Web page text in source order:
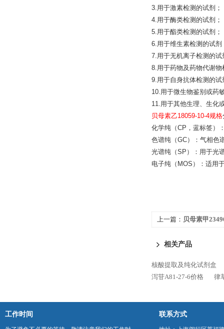
3.用于激素检测的试剂；
4.用于酶类检测的试剂；
5.用于酯类检测的试剂；
6.用于维生素检测的试剂
7.用于无机离子检测的试
8.用于药物及药物代谢物
9.用于自身抗体检测的试
10.用于微生物鉴别或药
11.用于其他生理、生化
贝母素乙18059-10-4规格
化学纯（CP，蓝标签）
色谱纯（GC）：气相色
光谱纯（SP）：用于光
电子纯（MOS）：适用
上一篇： 贝母素甲
相关产品
核酸提取及纯化试剂盒
泻苷A81-27-6价格
律
工作时间 联系方式